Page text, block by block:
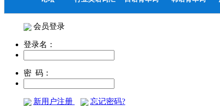
会员登录
登录名：
密 码：
新用户注册 忘记密码?